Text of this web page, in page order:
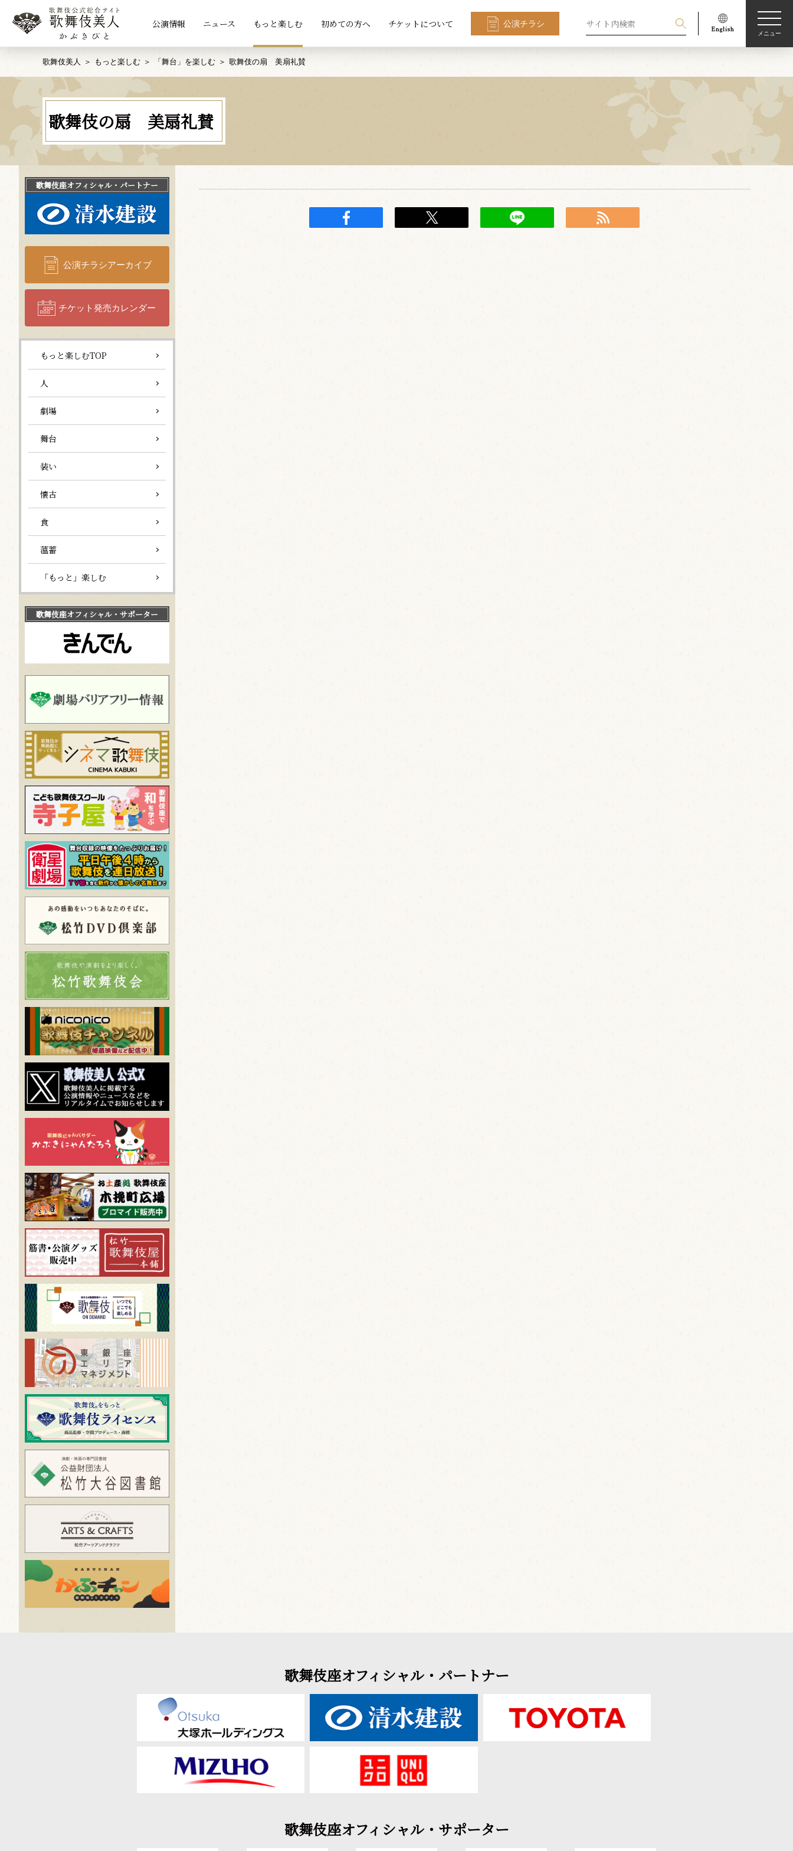
公演情報 ニュース もっと楽しむ 初めての方へ チケットについて 公演チラシ
メニュー
歌舞伎美人 もっと楽しむ 「舞台」を楽しむ 歌舞伎の扇 美扇礼賛
歌舞伎の扇 美扇礼賛
歌舞伎座オフィシャル・パートナー
公演チラシアーカイブ
チケット発売カレンダー
もっと楽しむTOP
人
劇場
舞台
装い
懐古
食
薀蓄
「もっと」楽しむ
歌舞伎座オフィシャル・サポーター
歌舞伎座オフィシャル・パートナー
歌舞伎座オフィシャル・サポーター